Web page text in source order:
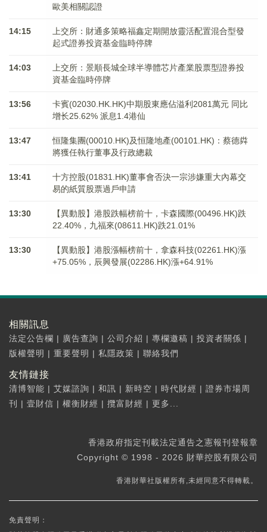
歐美相關認證
14:15
上交所：財通多策略福鑫定期開放靈活配置混合型發
起式證券投資基金臨時停牌
14:03
上交所：景順長城全球半導體芯片產業股票型證券投
資基金臨時停牌
13:56
卡賓(02030.HK.HK)中期股東應佔溢利2081萬元 同比
增长25.62% 派息1.4港仙
13:47
恒隆集團(00010.HK)及恒隆地產(00101.HK)：蔡德粦
將獲任執行董事及行政總裁
13:41
十方控股(01831.HK)董事會否決一宗涉嫌重大內幕交
易的紙質股票過戶申請
13:30
【異動股】港股跌幅榜前十，卡森國際(00496.HK)跌
22.40%，九福來(08611.HK)跌21.01%
13:30
【異動股】港股漲幅榜前十，拿森科技(02261.HK)漲
+75.05%，辰興發展(02286.HK)漲+64.91%
相關訊息
法定公告欄 | 廣告查詢 | 公司介紹 | 專欄邀稿 | 投資者關係 |
版權聲明 | 重要聲明 | 私隱政策 | 聯絡我們
友情鏈接
清博智能 | 艾媒諮詢 | 和訊 | 新時空 | 時代財經 | 證券市場周
刊
| 壹財信 | 權衡財經 | 攬富財經 | 更多...
香港政府指定刊載法定通告之憲報刊登報章
Copyright © 1998 - 2026 財華控股有限公司
香港財華社版權所有,未經同意不得轉載。
免責聲明：